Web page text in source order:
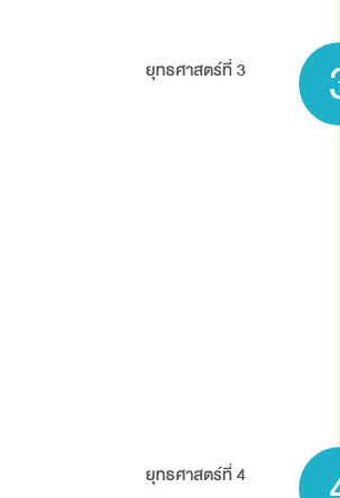
ยุทธศาสตร์ที่ 3
ยุทธศาสตร์ที่ 4